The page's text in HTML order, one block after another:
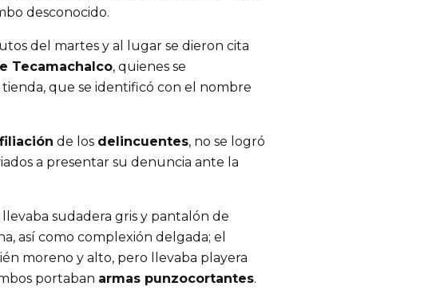
desconocido.
del martes y al lugar se dieron cita
Tecamachalco, quienes se
que se identificó con el nombre
de los delincuentes, no se logró
a presentar su denuncia ante la
sudadera gris y pantalón de
así como complexión delgada; el
moreno y alto, pero llevaba playera
portaban armas punzocortantes.